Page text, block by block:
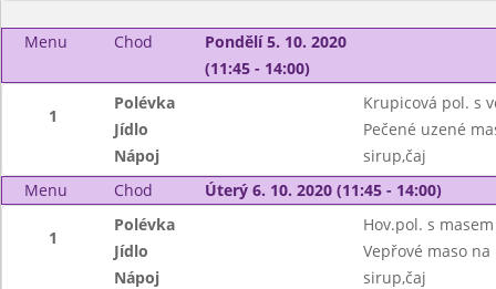
Menu Chod
Pondělí 5. 10. 2020
(11:45 - 14:00)
1
Polévka
Krupicová pol. s
Jídlo
Pečené uzené
Nápoj
sirup,čaj
Menu
Chod Úterý 6. 10. 2020 (11:45 - 14:00)
1
Polévka
Hov.pol. s
Jídlo
Vepřové maso
Nápoj
sirup,čaj